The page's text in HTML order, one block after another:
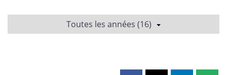
Toutes les années (16)